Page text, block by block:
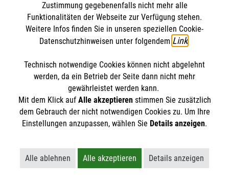
STORIES
HILFREICH
ENGAGEMENT
AKTIV WERDEN
Zustimmung gegebenenfalls nicht mehr alle
Funktionalitäten der Webseite zur Verfügung stehen.
Weitere Infos finden Sie in unseren speziellen Cookie-
Datenschutzhinweisen unter folgendem Link
Technisch notwendige Cookies können nicht abgelehnt
werden, da ein Betrieb der Seite dann nicht mehr
gewährleistet werden kann.
Mit dem Klick auf Alle akzeptierenstimmen Sie zusätzlich
dem Gebrauch der nicht notwendigen Cookies zu. Um Ihre
Einstellungen anzupassen, wählen Sie Details anzeigen.
Alle ablehnen
Lehnt alle nicht-essentiellen Cookies ab
Alle akzeptieren
Akzeptiert alle Cookies
Details anzeigen
Öffnet